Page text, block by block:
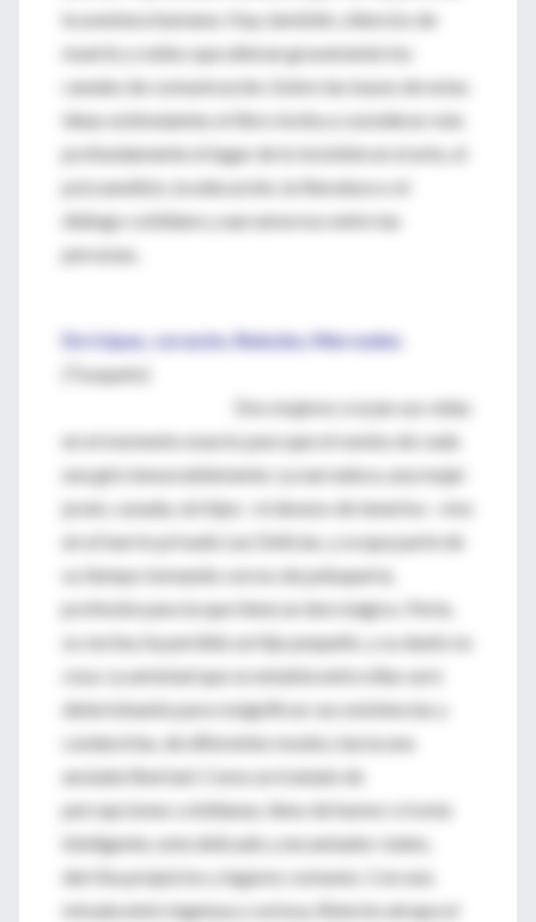
la aventura humana. Hay, también, silencios de
muerte y ruidos que alteran gravemente los
canales de comunicación. Sobre las bases de estas
ideas estimulantes el libro invita a considerar más
profundamente el lugar de lo invisible en el arte, el
psicoanálisis, la educación, la literatura o el
diálogo cotidiano y aun amoroso entre las
personas.
De tripas, corazón, Reincke, Mercedes
(Tusquets)
Dos mujeres cruzan sus vidas
en el momento exacto para que el rumbo de cada
una gire inexorablemente. La narradora, una mujer
joven, casada, sin hijos –ni deseos de tenerlos– vive
en el barrio privado Las Delicias, y ocupa parte de
su tiempo tomando cursos de peluquería,
profesión para la que tiene un don mágico. Perla,
su vecina, ha perdido un hijo pequeño, y su duelo no
cesa. La amistad que se entabla entre ellas será
determinante para resignificar sus existencias y
conducirlas, de diferentes modos, hacia una
ansiada libertad. Como un tratado de
percepciones cotidianas, lleno de humor e ironía
inteligente, este delicado y encantador relato,
derriba prejuicios y lugares comunes. Con una
mirada entre ingenua y curiosa, Reincke atrapa el